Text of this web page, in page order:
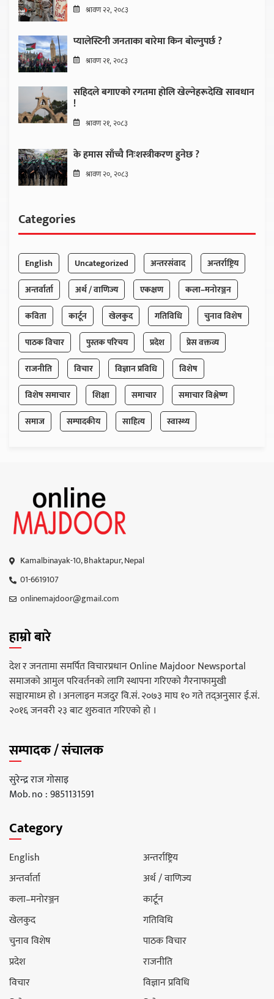
श्रावण २२, २०८३
प्यालेस्टिनी जनताका बारेमा किन बोल्नुपर्छ ?
श्रावण २१, २०८३
सहिदले बगाएको रगतमा होलि खेल्नेहरूदेखि सावधान
!
श्रावण २१, २०८३
के हमास साँच्चै निःशस्त्रीकरण हुनेछ ?
श्रावण २०, २०८३
Categories
English Uncategorized अन्तरसंवाद
अन्तर्राष्ट्रिय
अन्तर्वार्ता
अर्थ / वाणिज्य एकक्षण
कला–मनोरञ्जन
कविता
कार्टून खेलकुद गतिविधि
चुनाव विशेष
पाठक विचार
पुस्तक परिचय प्रदेश
प्रेस वक्तव्य
राजनीति
विचार विज्ञान प्रविधि
विशेष
विशेष समाचार
शिक्षा समाचार
समाचार विश्लेष्ण
समाज
सम्पादकीय साहित्य स्वास्थ्य
Kamalbinayak-10, Bhaktapur, Nepal
01-6619107
onlinemajdoor@gmail.com
हाम्रो बारे
देश र जनतामा समर्पित विचारप्रधान Online Majdoor Newsportal
समाजको आमुल परिवर्तनको लागि स्थापना गरिएको गैरनाफामुखी
सञ्चारमाध्म हो । अनलाइन मजदुर वि.सं. २०७३ माघ १० गते तद्अनुसार ई.सं.
२०१६ जनवरी २३ बाट शुरुवात गरिएको हो ।
सम्पादक / संचालक
सुरेन्द्र राज गोसाइ
Mob. no : 9851131591
Category
English
अन्तर्राष्ट्रिय
अन्तर्वार्ता
अर्थ / वाणिज्य
कला–मनोरञ्जन
कार्टून
खेलकुद
गतिविधि
चुनाव विशेष
पाठक विचार
प्रदेश
राजनीति
विचार
विज्ञान प्रविधि